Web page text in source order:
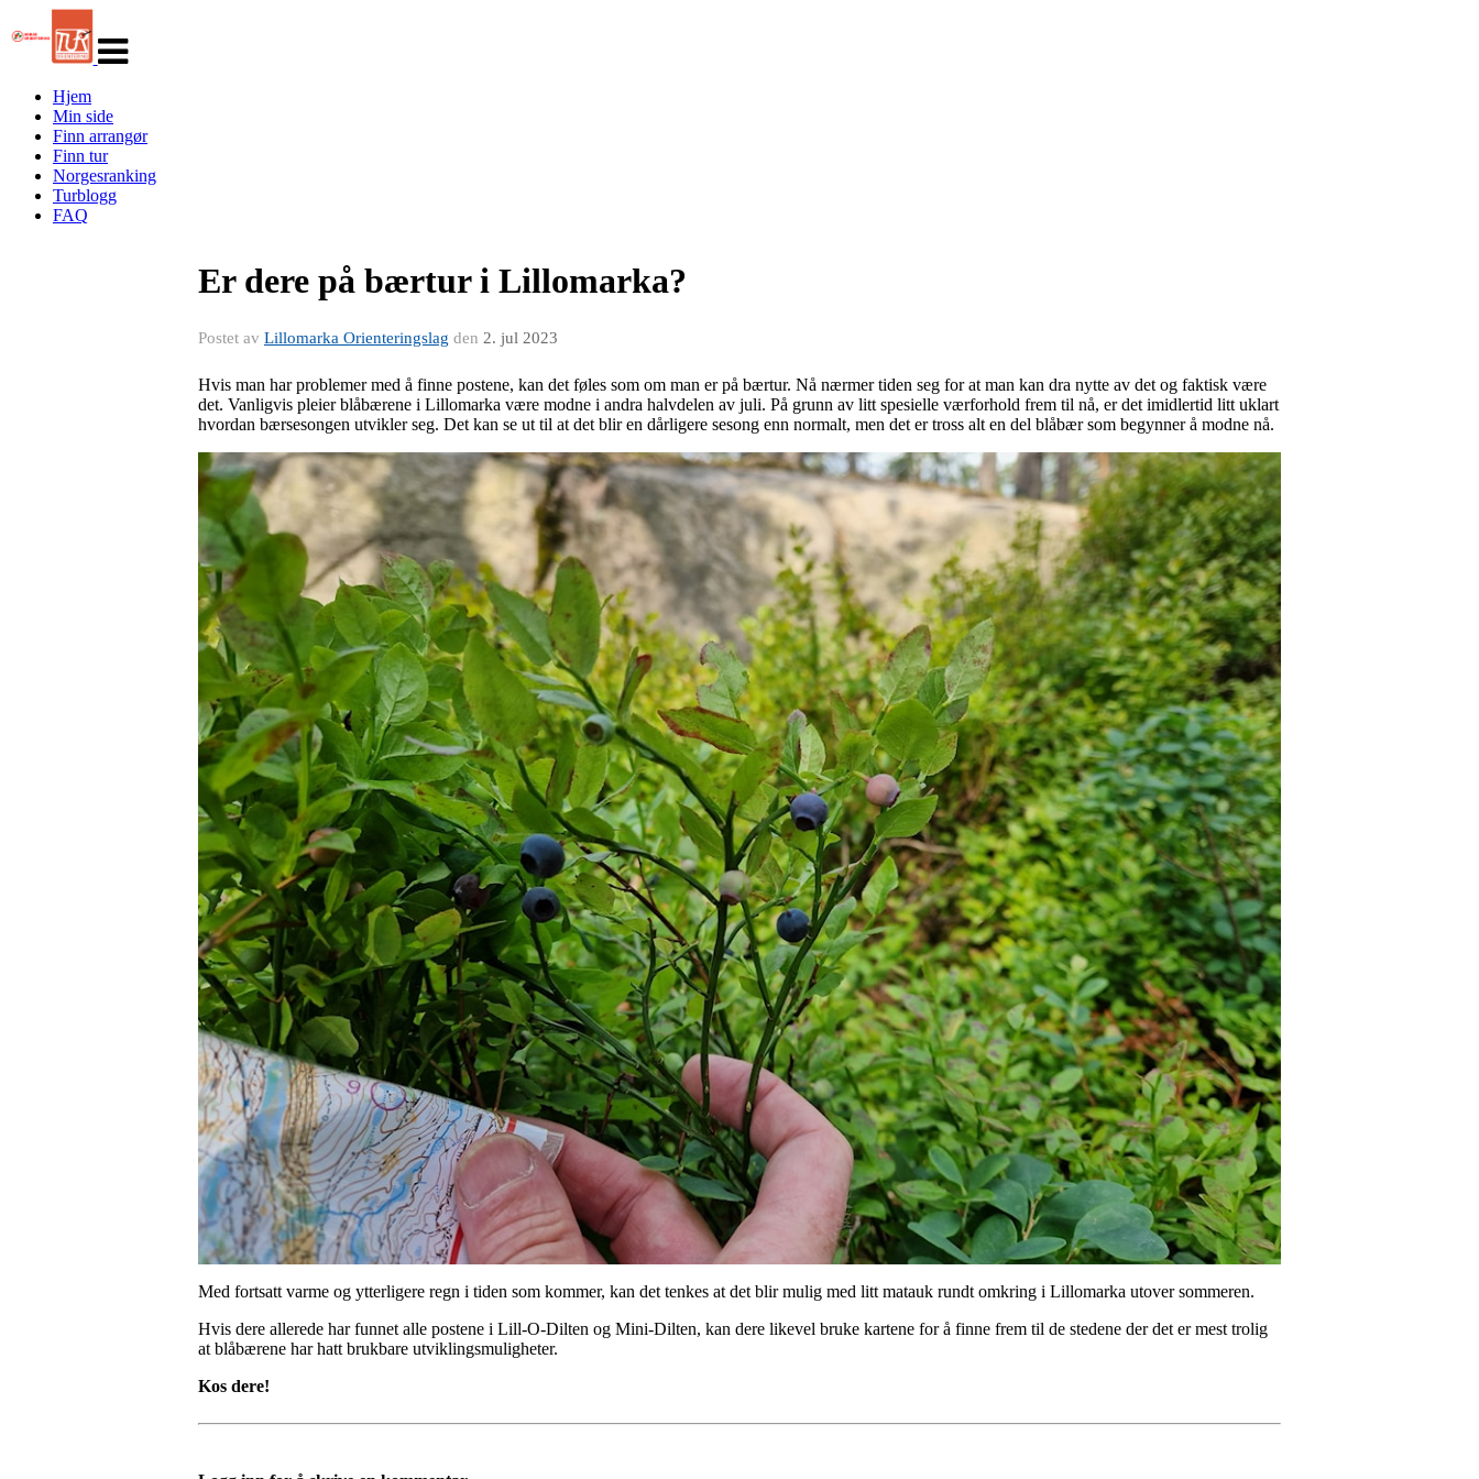
navigasjon
Hjem
Min side
Finn arrangør
Finn tur
Norgesranking
Turblogg
FAQ
Er dere på bærtur i Lillomarka?
Postet av Lillomarka Orienteringslag den 2. jul 2023
Hvis man har problemer med å finne postene, kan det føles som om man er på bærtur. Nå nærmer tiden seg for at man kan dra nytte av det og faktisk være
det. Vanligvis pleier blåbærene i Lillomarka være modne i andra halvdelen av juli. På grunn av litt spesielle værforhold frem til nå, er det imidlertid litt uklart
hvordan bærsesongen utvikler seg. Det kan se ut til at det blir en dårligere sesong enn normalt, men det er tross alt en del blåbær som begynner å modne nå.
Med fortsatt varme og ytterligere regn i tiden som kommer, kan det tenkes at det blir mulig med litt matauk rundt omkring i Lillomarka utover sommeren.
Hvis dere allerede har funnet alle postene i Lill-O-Dilten og Mini-Dilten, kan dere likevel bruke kartene for å finne frem til de stedene der det er mest trolig
at blåbærene har hatt brukbare utviklingsmuligheter.
Kos dere!